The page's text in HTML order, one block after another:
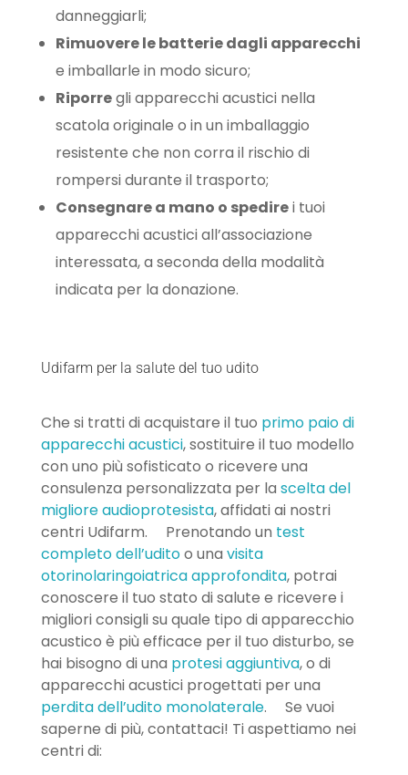
danneggiarli;
Rimuovere le batterie dagli apparecchi
e imballarle in modo sicuro;
Riporregli apparecchi acustici nella
scatola originale o in un imballaggio
resistente che non corra il rischio di
rompersi durante il trasporto;
Consegnare a mano o spedirei tuoi
apparecchi acustici all’associazione
interessata, a seconda della modalità
indicata per la donazione.
Udifarm per la salute del tuo udito
Che si tratti di acquistare il tuo primo paio di
apparecchi acustici, sostituire il tuo modello
con uno più sofisticato o ricevere una
consulenza personalizzata per la scelta del
migliore audioprotesista, affidati ai nostri
centri Udifarm. Prenotando un test
completo dell’uditoo una visita
otorinolaringoiatrica approfondita, potrai
conoscere il tuo stato di salute e ricevere i
migliori consigli su quale tipo di apparecchio
acustico è più efficace per il tuo disturbo, se
hai bisogno di una protesi aggiuntiva, o di
apparecchi acustici progettati per una
perdita dell’udito monolaterale. Se vuoi
saperne di più, contattaci! Ti aspettiamo nei
centri di: